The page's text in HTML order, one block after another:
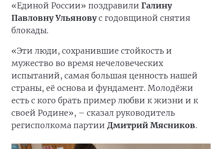
«Единой России» поздравили Галину
Павловну Ульяновус годовщиной снятия
блокады.
«Эти люди, сохранившие стойкость и
мужество во время нечеловеческих
испытаний, самая большая ценность нашей
страны, её основа и фундамент. Молодёжи
есть с кого брать пример любви к жизни и к
своей Родине», – сказал руководитель
регисполкома партии Дмитрий Мясников.